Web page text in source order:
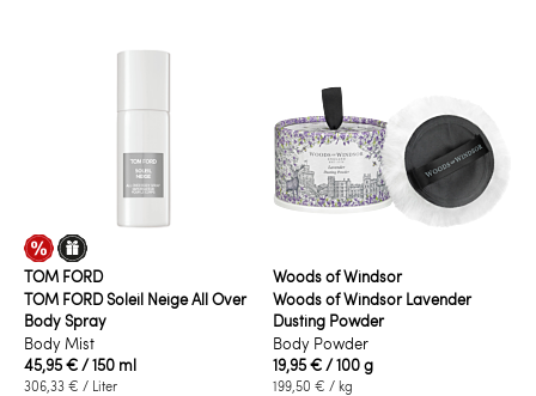
TOM FORD
TOM FORD Soleil Neige All Over
Body Spray
Body Mist
45,95 €/ 150 ml
306,33 € / Liter
Woods of Windsor
Woods of Windsor Lavender
Dusting Powder
Body Powder
19,95 €/ 100 g
199,50 € / kg